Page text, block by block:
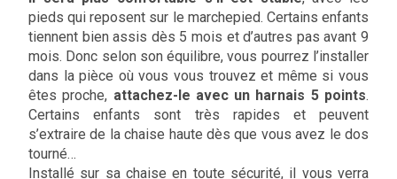
pieds qui reposent sur le marchepied. Certains enfants
tiennent bien assis dès 5 mois et d’autres pas avant 9
mois. Donc selon son équilibre, vous pourrez l’installer
dans la pièce où vous vous trouvez et même si vous
êtes proche, attachez-le avec un harnais 5 points.
Certains enfants sont très rapides et peuvent
s’extraire de la chaise haute dès que vous avez le dos
tourné…
Installé sur sa chaise en toute sécurité, il vous verra